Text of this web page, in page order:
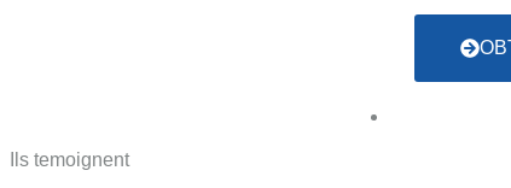
Ils temoignent